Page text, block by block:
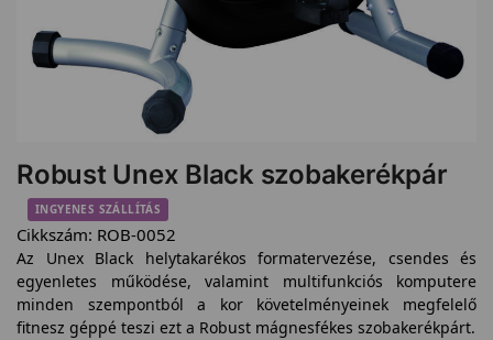
Robust Unex Black szobakerékpár
INGYENES SZÁLLÍTÁS
Cikkszám: ROB-0052
Az Unex Black helytakarékos formatervezése, csendes és
egyenletes működése, valamint multifunkciós komputere
minden szempontból a kor követelményeinek megfelelő
fitnesz géppé teszi ezt a Robust mágnesfékes szobakerékpárt.